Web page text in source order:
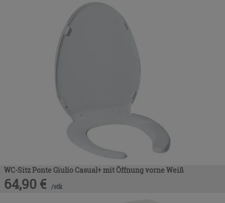
WC-Sitz Ponte Giulio Casual+ mit Öffnung vorne Weiß
64,90 € /stk